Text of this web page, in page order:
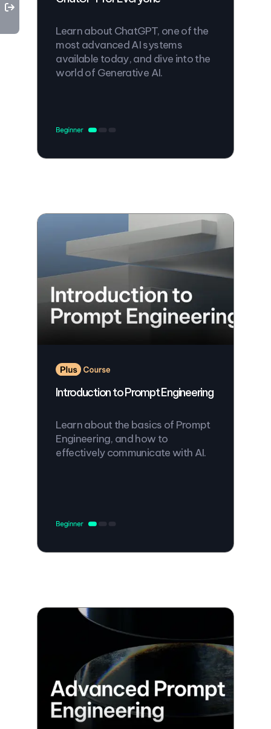
Learn about ChatGPT, one of the
most advanced AI systems
available today, and dive into the
world of Generative AI.
Introduction to Prompt Engineering
Learn about the basics of Prompt
Engineering, and how to
effectively communicate with AI.